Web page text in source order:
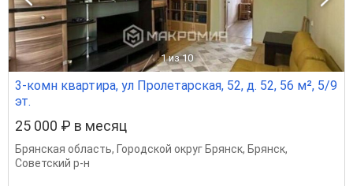
1 из 10
3-комн квартира, ул Пролетарская, 52, д. 52, 56 м², 5/9
эт.
25 000 ₽ в месяц
Брянская область, Городской округ Брянск, Брянск,
Советский р-н